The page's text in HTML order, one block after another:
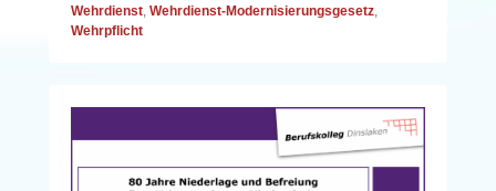
Wehrdienst, Wehrdienst-Modernisierungsgesetz,
Wehrpflicht